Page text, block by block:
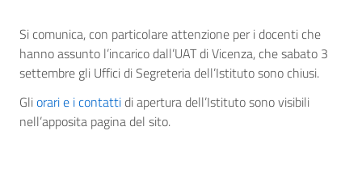
Si comunica, con particolare attenzione per i docenti che
hanno assunto l’incarico dall’UAT di Vicenza, che sabato 3
settembre gli Uffici di Segreteria dell’Istituto sono chiusi.
Gliorari e i contattidi apertura dell’Istituto sono visibili
nell’apposita pagina del sito.